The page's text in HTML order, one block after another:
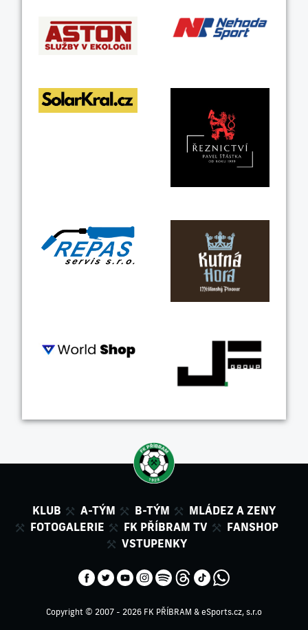
KLUB A-TÝM B-TÝM
MLÁDEZ A ZENY
FOTOGALERIE
FK PŘÍBRAM TV
FANSHOP
VSTUPENKY
Copyright © 2007 - 2026 FK PŘÍBRAM & eSports.cz, s.r.o